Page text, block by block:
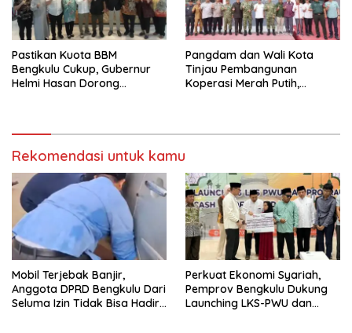
Pastikan Kuota BBM
Bengkulu Cukup, Gubernur
Helmi Hasan Dorong
Pangdam dan Wali Kota
Tinjau Pembangunan
Koperasi Merah Putih,
Rekomendasi untuk kamu
Mobil Terjebak Banjir,
Anggota DPRD Bengkulu Dari
Seluma Izin Tidak Bisa Hadiri
Perkuat Ekonomi Syariah,
Pemprov Bengkulu Dukung
Launching LKS-PWU dan